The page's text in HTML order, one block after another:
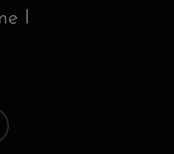
I